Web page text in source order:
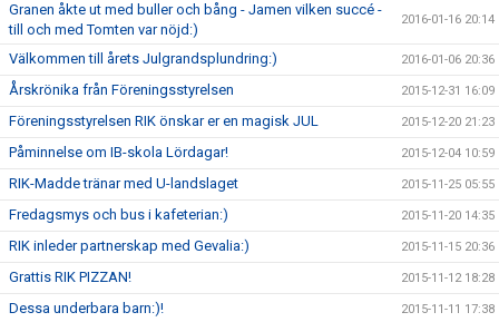
Granen åkte ut med buller och bång - Jamen vilken succé -
till och med Tomten var nöjd:)
2016-01-16 20:14
Välkommen till årets Julgrandsplundring:) 2016-01-06 20:36
Årskrönika från Föreningsstyrelsen 2015-12-31 16:09
Föreningsstyrelsen RIK önskar er en magisk JUL 2015-12-20 21:23
Påminnelse om IB-skola Lördagar! 2015-12-04 10:59
RIK-Madde tränar med U-landslaget 2015-11-25 05:55
Fredagsmys och bus i kafeterian:) 2015-11-20 14:35
RIK inleder partnerskap med Gevalia:) 2015-11-15 20:36
Grattis RIK PIZZAN! 2015-11-12 18:28
Dessa underbara barn:)! 2015-11-11 17:38